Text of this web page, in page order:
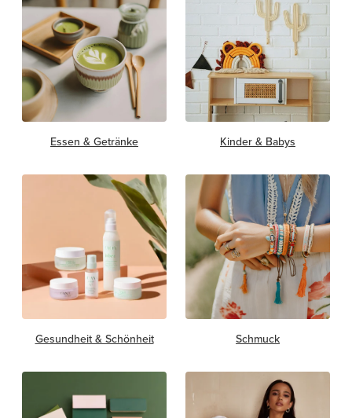
Essen & Getränke Kinder & Babys
Gesundheit & Schönheit Schmuck